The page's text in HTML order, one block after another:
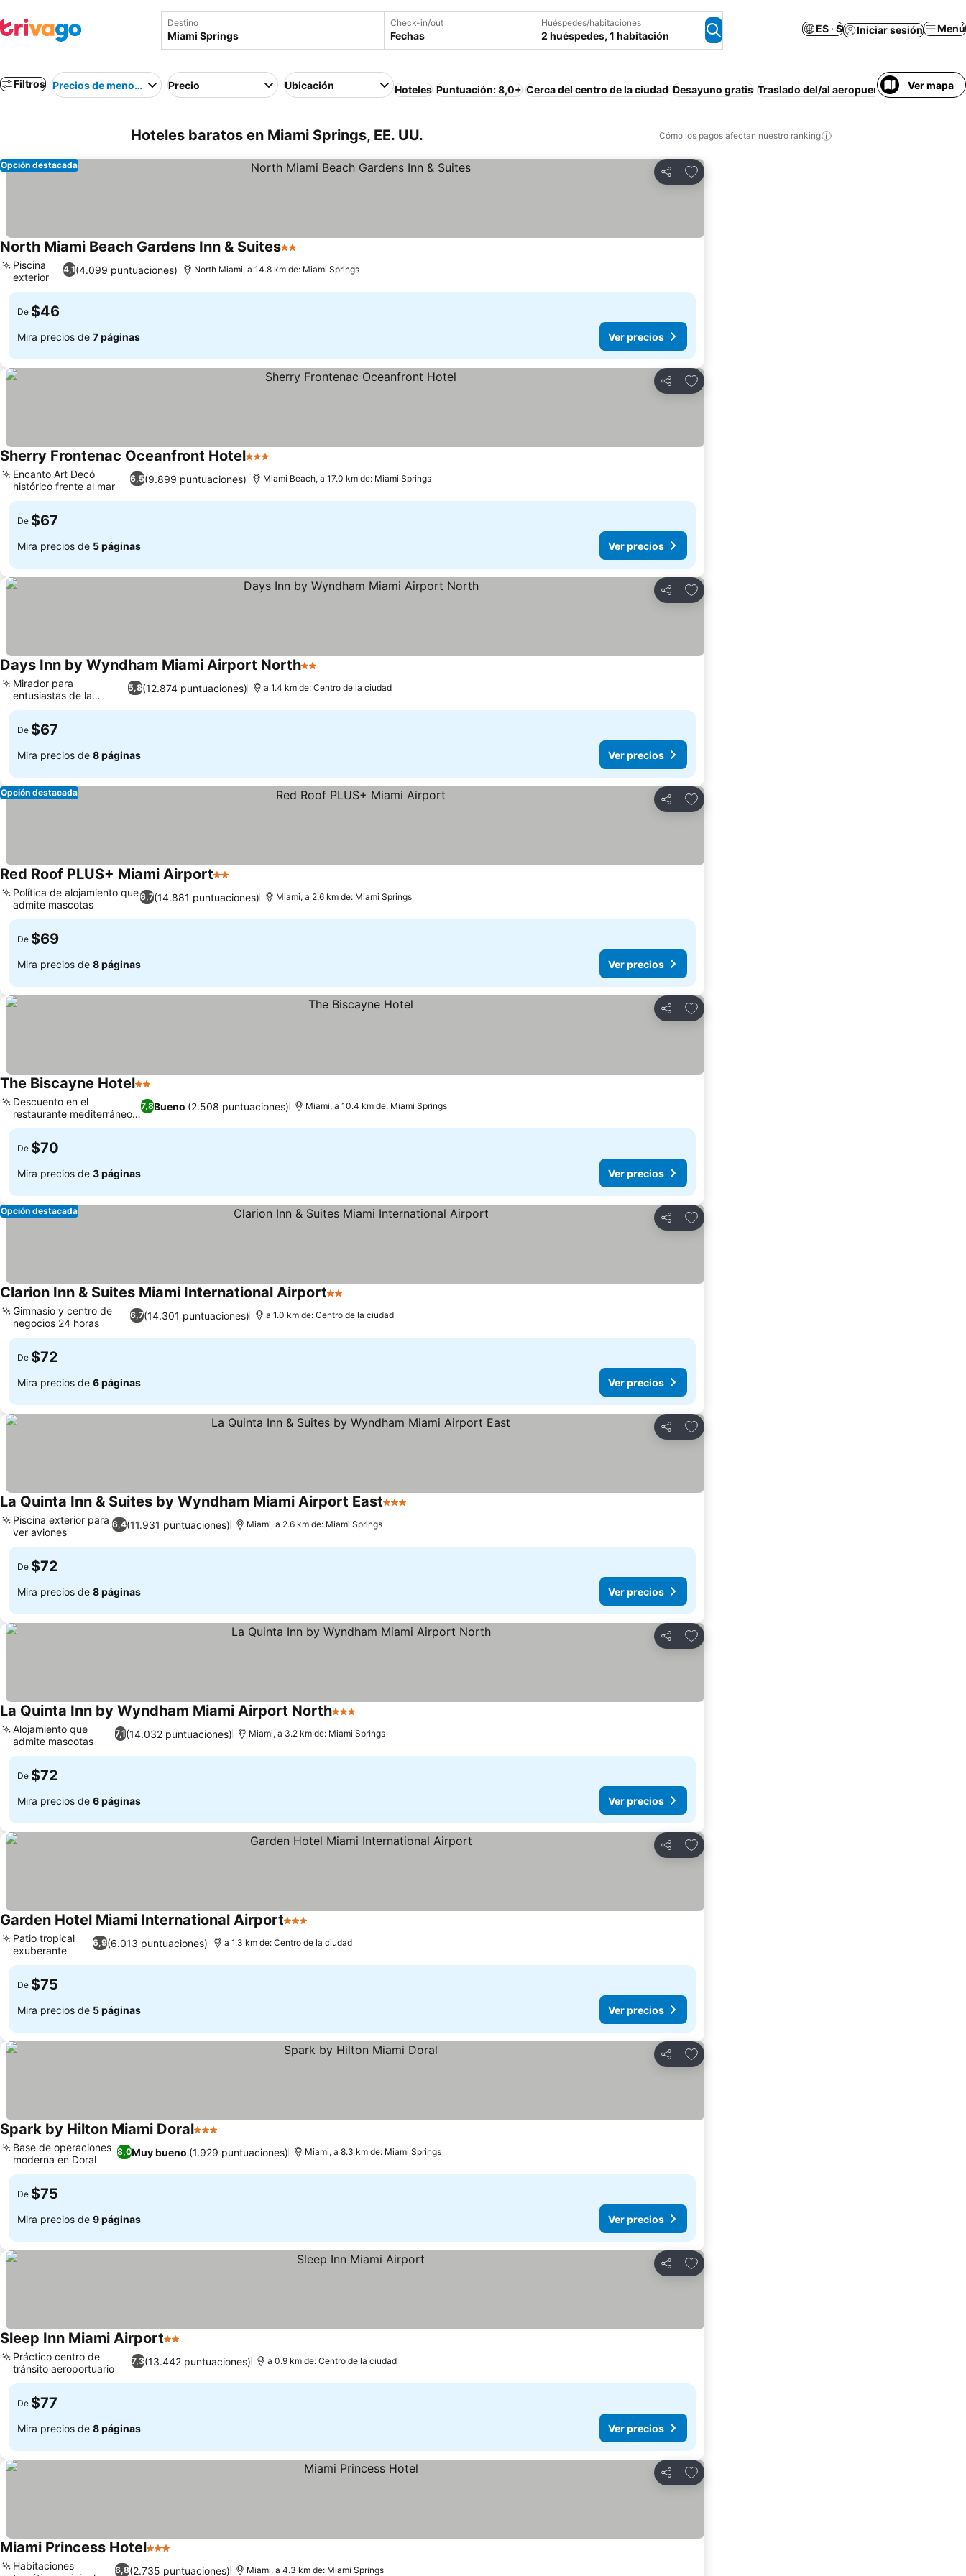
Destino Check-in/out
Fechas
Huéspedes/habitaciones
2 huéspedes, 1 habitación
ES · $ Iniciar sesión Menú
Filtros Precios de menor a mayorPrecio Ubicación Hoteles Puntuación: 8,0+ Cerca del centro de la ciudad Desayuno gratis Traslado del/al aeropuerto Ver mapa
Hoteles baratos en Miami Springs, EE. UU. Cómo los pagos afectan nuestro ranking
Compartir
Agregar a favoritos
Opción destacada
North Miami Beach Gardens Inn & Suites2 Estrellas
4,1(4.099 puntuaciones)
Piscina
exterior
North Miami, a 14.8 km de: Miami Springs
De $46
Mira precios de 7 páginas Ver precios
Compartir
Agregar a favoritos
Sherry Frontenac Oceanfront Hotel3 Estrellas
6,5(9.899 puntuaciones)
Encanto Art Decó
histórico frente al mar
Miami Beach, a 17.0 km de: Miami Springs
De $67
Mira precios de 5 páginas Ver precios
Compartir
Agregar a favoritos
Days Inn by Wyndham Miami Airport North2 Estrellas
5,8(12.874 puntuaciones)
Mirador para
entusiastas de la
aviación
a 1.4 km de: Centro de la ciudad
De $67
Mira precios de 8 páginas Ver precios
Compartir
Agregar a favoritos
Opción destacada
Red Roof PLUS+ Miami Airport2 Estrellas
6,7(14.881 puntuaciones)
Política de alojamiento que
admite mascotas
Miami, a 2.6 km de: Miami Springs
De $69
Mira precios de 8 páginas Ver precios
Compartir
Agregar a favoritos
The Biscayne Hotel2 Estrellas
7,8Bueno (2.508 puntuaciones)
Descuento en el
restaurante mediterráneo
Meze
Miami, a 10.4 km de: Miami Springs
De $70
Mira precios de 3 páginas Ver precios
Compartir
Agregar a favoritos
Opción destacada
Clarion Inn & Suites Miami International Airport2 Estrellas
6,7(14.301 puntuaciones)
Gimnasio y centro de
negocios 24 horas
a 1.0 km de: Centro de la ciudad
De $72
Mira precios de 6 páginas Ver precios
Compartir
Agregar a favoritos
La Quinta Inn & Suites by Wyndham Miami Airport East3 Estrellas
6,4(11.931 puntuaciones)
Piscina exterior para
ver aviones
Miami, a 2.6 km de: Miami Springs
De $72
Mira precios de 8 páginas Ver precios
Compartir
Agregar a favoritos
La Quinta Inn by Wyndham Miami Airport North3 Estrellas
7,1(14.032 puntuaciones)
Alojamiento que
admite mascotas
Miami, a 3.2 km de: Miami Springs
De $72
Mira precios de 6 páginas Ver precios
Compartir
Agregar a favoritos
Garden Hotel Miami International Airport3 Estrellas
6,9(6.013 puntuaciones)
Patio tropical
exuberante
a 1.3 km de: Centro de la ciudad
De $75
Mira precios de 5 páginas Ver precios
Compartir
Agregar a favoritos
Spark by Hilton Miami Doral3 Estrellas
8,0Muy bueno (1.929 puntuaciones)
Base de operaciones
moderna en Doral
Miami, a 8.3 km de: Miami Springs
De $75
Mira precios de 9 páginas Ver precios
Compartir
Agregar a favoritos
Sleep Inn Miami Airport2 Estrellas
7,3(13.442 puntuaciones)
Práctico centro de
tránsito aeroportuario
a 0.9 km de: Centro de la ciudad
De $77
Mira precios de 8 páginas Ver precios
Compartir
Agregar a favoritos
Miami Princess Hotel3 Estrellas
6,8(2.735 puntuaciones)
Habitaciones
Miami, a 4.3 km de: Miami Springs